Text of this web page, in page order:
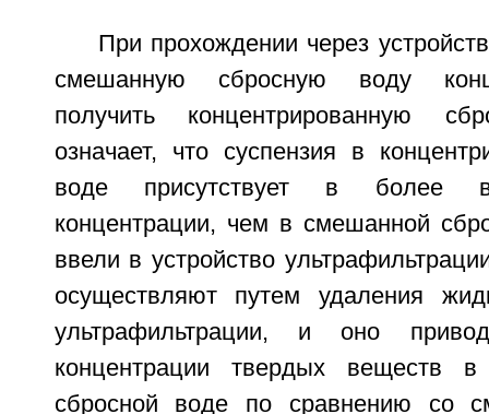
При прохождении через
смешанную сбросную воду
получить концентрированную
означает, что суспензия в
воде присутствует в более
концентрации, чем в смешанной
ввели в устройство
осуществляют путем удаления
ультрафильтрации, и оно
концентрации твердых веществ в
сбросной воде по сравнению со